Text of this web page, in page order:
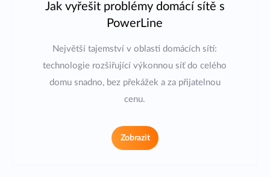
Jak vyřešit problémy domácí sítě s
PowerLine
Největší tajemství v oblasti domácích sítí:
technologie rozšiřující výkonnou síť do celého
domu snadno, bez překážek a za přijatelnou
cenu.
Zobrazit